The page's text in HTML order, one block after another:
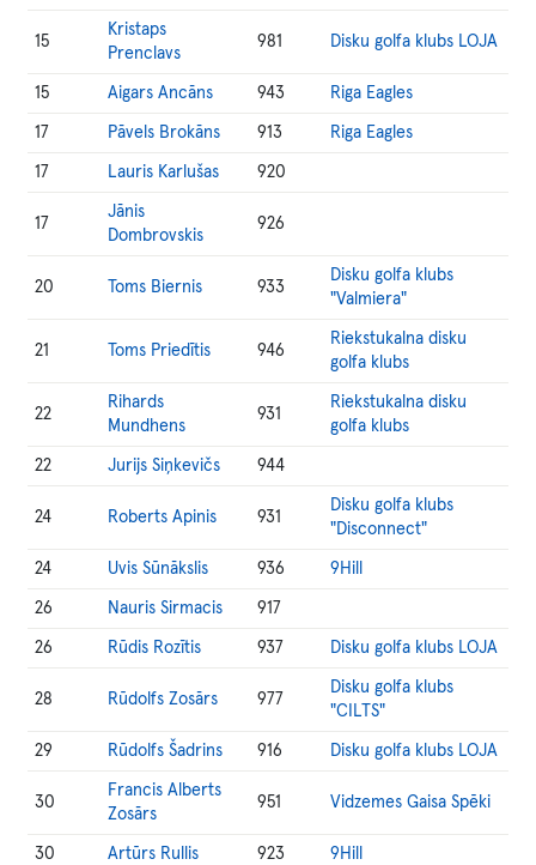
15
Kristaps
Prenclavs
981 Disku golfa klubs LOJA
15 Aigars Ancāns 943 Riga Eagles
17 Pāvels Brokāns 913 Riga Eagles
17 Lauris Karlušas 920
17
Jānis
Dombrovskis
926
20 Toms Biernis 933
Disku golfa klubs
"Valmiera"
21 Toms Priedītis 946
Riekstukalna disku
golfa klubs
22
Rihards
Mundhens
931
Riekstukalna disku
golfa klubs
22 Jurijs Siņkevičs 944
24 Roberts Apinis 931
Disku golfa klubs
"Disconnect"
24 Uvis Sūnākslis 936 9Hill
26 Nauris Sirmacis 917
26 Rūdis Rozītis 937 Disku golfa klubs LOJA
28 Rūdolfs Zosārs 977
Disku golfa klubs
"CILTS"
29 Rūdolfs Šadrins 916 Disku golfa klubs LOJA
30
Francis Alberts
Zosārs
951 Vidzemes Gaisa Spēki
30 Artūrs Rullis 923 9Hill